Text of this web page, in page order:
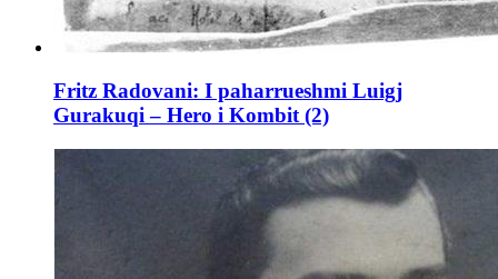
Fritz Radovani: I paharrueshmi Luigj
Gurakuqi – Hero i Kombit (2)